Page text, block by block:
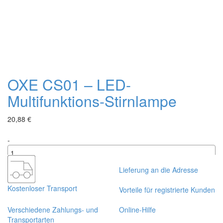
OXE CS01 – LED-
Multifunktions-Stirnlampe
20,88 €
-
Kostenloser Transport
Lieferung an die Adresse
Vorteile für registrierte Kunden
Verschiedene Zahlungs- und
Transportarten
Online-Hilfe